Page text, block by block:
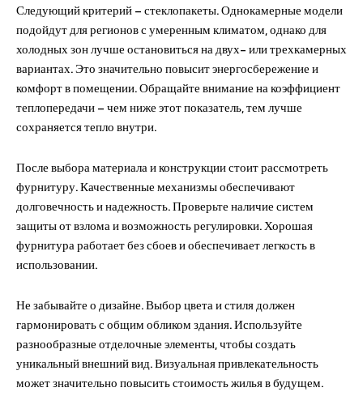
Следующий критерий – стеклопакеты. Однокамерные модели
подойдут для регионов с умеренным климатом, однако для
холодных зон лучше остановиться на двух- или трехкамерных
вариантах. Это значительно повысит энергосбережение и
комфорт в помещении. Обращайте внимание на коэффициент
теплопередачи – чем ниже этот показатель, тем лучше
сохраняется тепло внутри.
После выбора материала и конструкции стоит рассмотреть
фурнитуру. Качественные механизмы обеспечивают
долговечность и надежность. Проверьте наличие систем
защиты от взлома и возможность регулировки. Хорошая
фурнитура работает без сбоев и обеспечивает легкость в
использовании.
Не забывайте о дизайне. Выбор цвета и стиля должен
гармонировать с общим обликом здания. Используйте
разнообразные отделочные элементы, чтобы создать
уникальный внешний вид. Визуальная привлекательность
может значительно повысить стоимость жилья в будущем.